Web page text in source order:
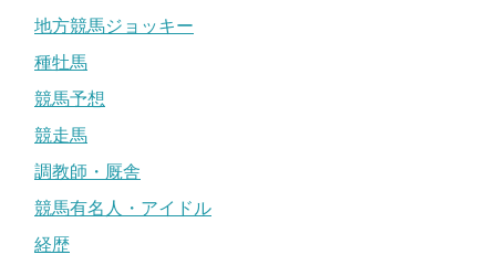
一さんに会えたことが嬉しいといった発言をしていたこと
も、のちに福永騎手本人が語っていました。
関連記事
関連記事
落馬事故から長いリハビリを続けてきた父と、
それをずっと見てきた母
地方競馬ジョッキー
種牡馬
競馬予想
競走馬
調教師・厩舎
競馬有名人・アイドル
経歴